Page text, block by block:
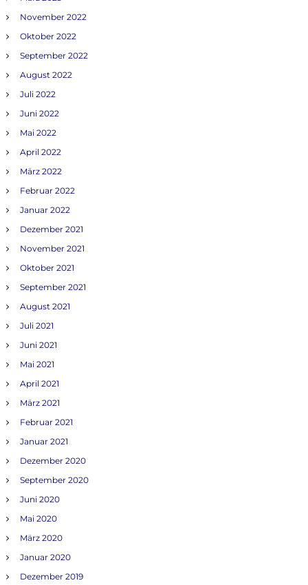
November 2022
Oktober 2022
September 2022
August 2022
Juli 2022
Juni 2022
Mai 2022
April 2022
März 2022
Februar 2022
Januar 2022
Dezember 2021
November 2021
Oktober 2021
September 2021
August 2021
Juli 2021
Juni 2021
Mai 2021
April 2021
März 2021
Februar 2021
Januar 2021
Dezember 2020
September 2020
Juni 2020
Mai 2020
März 2020
Januar 2020
Dezember 2019